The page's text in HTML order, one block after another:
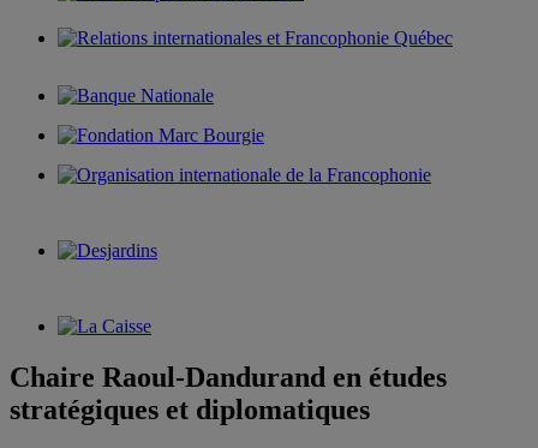
Chaire Raoul-Dandurand en études
stratégiques et diplomatiques